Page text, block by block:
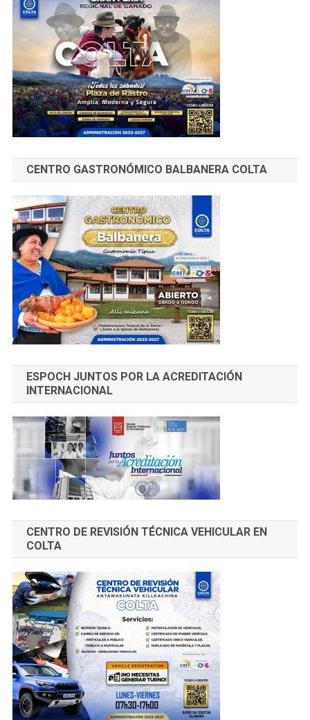
CENTRO GASTRONÓMICO BALBANERA COLTA
ESPOCH JUNTOS POR LA ACREDITACIÓN
INTERNACIONAL
CENTRO DE REVISIÓN TÉCNICA VEHICULAR EN
COLTA